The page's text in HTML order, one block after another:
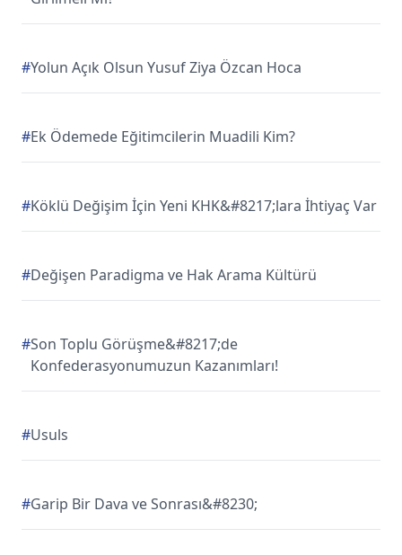
#Yolun Açık Olsun Yusuf Ziya Özcan Hoca
#Ek Ödemede Eğitimcilerin Muadili Kim?
#Köklü Değişim İçin Yeni KHK&#8217;lara İhtiyaç Var
#Değişen Paradigma ve Hak Arama Kültürü
#Son Toplu Görüşme&#8217;de
Konfederasyonumuzun Kazanımları!
#Usuls
#Garip Bir Dava ve Sonrası&#8230;